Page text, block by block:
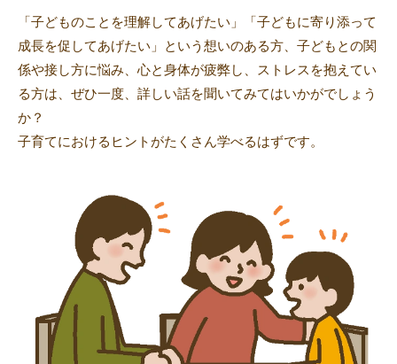
「子どものことを理解してあげたい」「子どもに寄り添って
成長を促してあげたい」という想いのある方、子どもとの関
係や接し方に悩み、心と身体が疲弊し、ストレスを抱えてい
る方は、ぜひ一度、詳しい話を聞いてみてはいかがでしょう
か？
子育てにおけるヒントがたくさん学べるはずです。